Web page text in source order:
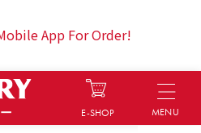
App For Order!
E-SHOP MENU